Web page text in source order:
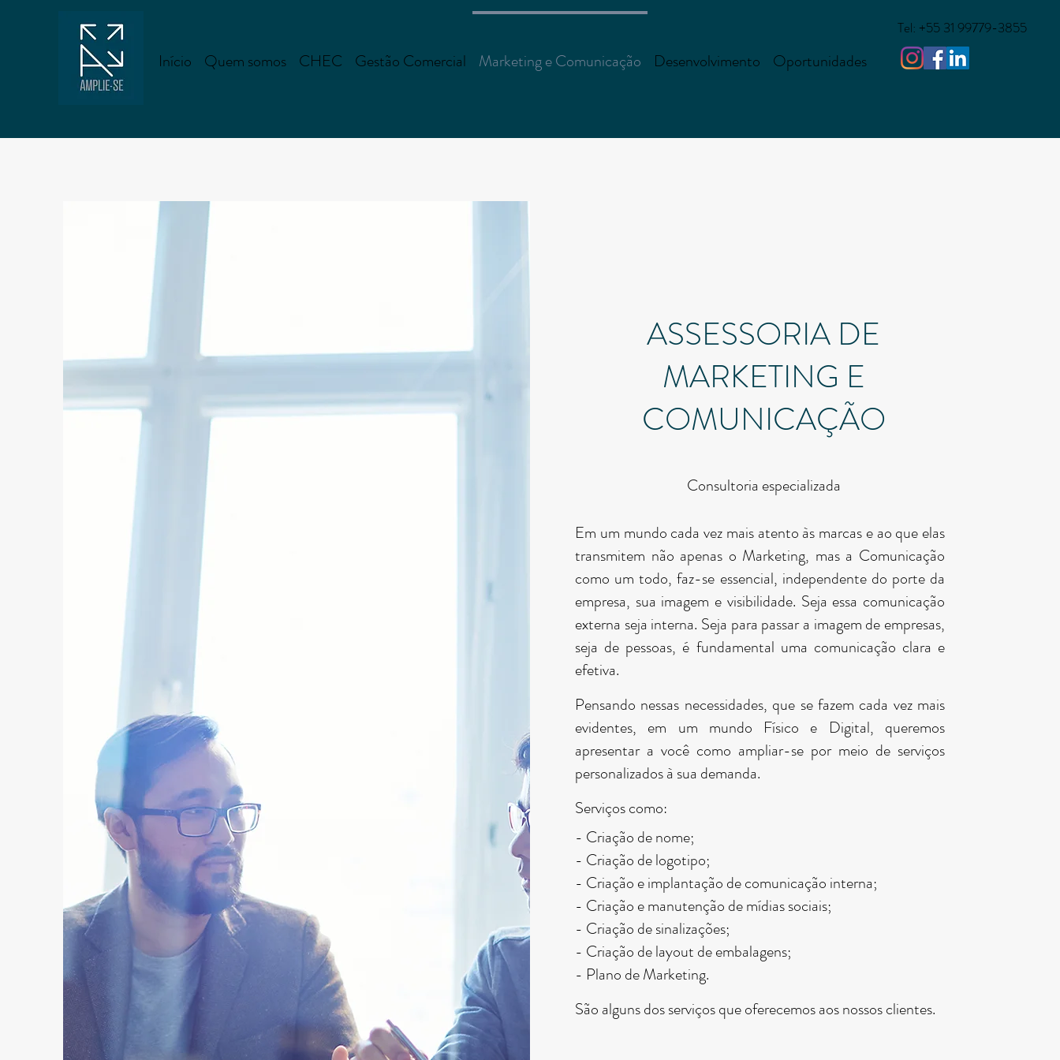
Tel: +55 31 99779-3855
Início Quem somos CHEC Gestão Comercial Marketing e Comunicação Desenvolvimento Oportunidades
ASSESSORIA DE
MARKETING E
COMUNICAÇÃO
Consultoria especializada
Em um mundo cada vez mais atento às marcas e ao que elas
transmitem não apenas o Marketing, mas a Comunicação
como um todo, faz-se essencial, independente do porte da
empresa, sua imagem e visibilidade. Seja essa comunicação
externa seja interna. Seja para passar a imagem de empresas,
seja de pessoas, é fundamental uma comunicação clara e
efetiva.
Pensando nessas necessidades, que se fazem cada vez mais
evidentes, em um mundo Físico e Digital, queremos
apresentar a você como ampliar-se por meio de serviços
personalizados à sua demanda.
Serviços como:
- Criação de nome;
- Criação de logotipo;
- Criação e implantação de comunicação interna;
- Criação e manutenção de mídias sociais;
- Criação de sinalizações;
- Criação de layout de embalagens;
- Plano de Marketing.
São alguns dos serviços que oferecemos aos nossos clientes.